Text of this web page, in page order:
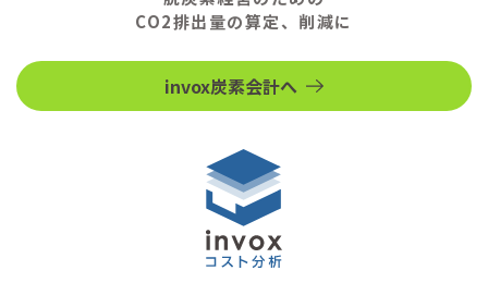
CO2排出量の算定、削減に
invox炭素会計へ